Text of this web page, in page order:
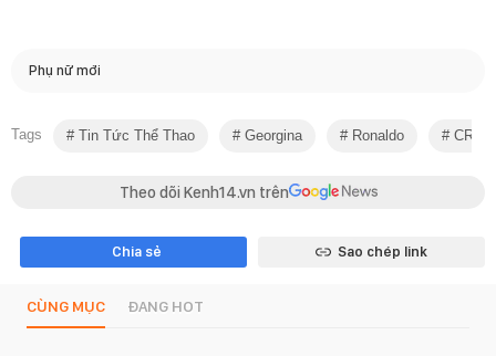
Phụ nữ mới
Tags Tin Tức Thể Thao Georgina Ronaldo CR7
Theo dõi Kenh14.vn trên
Chia sẻ Sao chép link
CÙNG MỤC ĐANG HOT